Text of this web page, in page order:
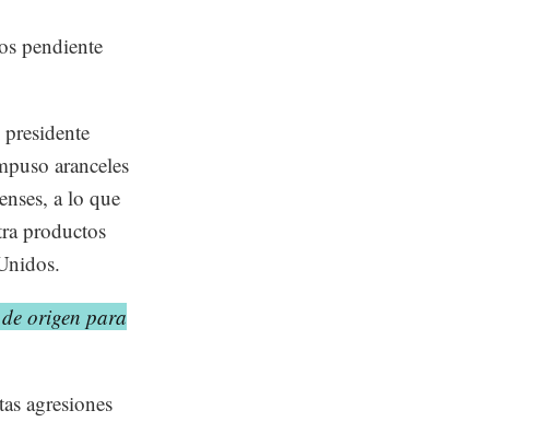
pendiente
aranceles
a lo que
productos
origen para
agresiones